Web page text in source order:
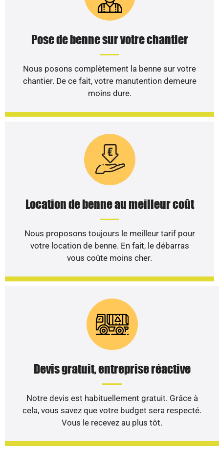
Pose de benne sur votre chantier
Nous posons complètement la benne sur votre
chantier. De ce fait, votre manutention demeure
moins dure.
Location de benne au meilleur coût
Nous proposons toujours le meilleur tarif pour
votre location de benne. En fait, le débarras
vous coûte moins cher.
Devis gratuit, entreprise réactive
Notre devis est habituellement gratuit. Grâce à
cela, vous savez que votre budget sera respecté.
Vous le recevez au plus tôt.